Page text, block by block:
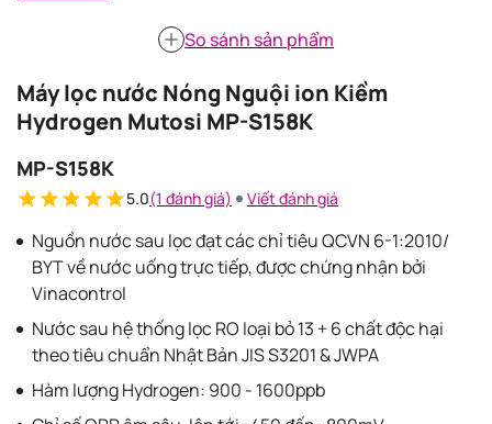
So sánh sản phẩm
Máy lọc nước Nóng Nguội ion Kiềm
Hydrogen Mutosi MP-S158K
MP-S158K
5.0(1 đánh giá) Viết đánh giá
Nguồn nước sau lọc đạt các chỉ tiêu QCVN 6-1:2010/
BYT về nước uống trực tiếp, được chứng nhận bởi
Vinacontrol
Nước sau hệ thống lọc RO loại bỏ 13 + 6 chất độc hại
theo tiêu chuẩn Nhật Bản JIS S3201 & JWPA
Hàm lượng Hydrogen: 900 - 1600ppb